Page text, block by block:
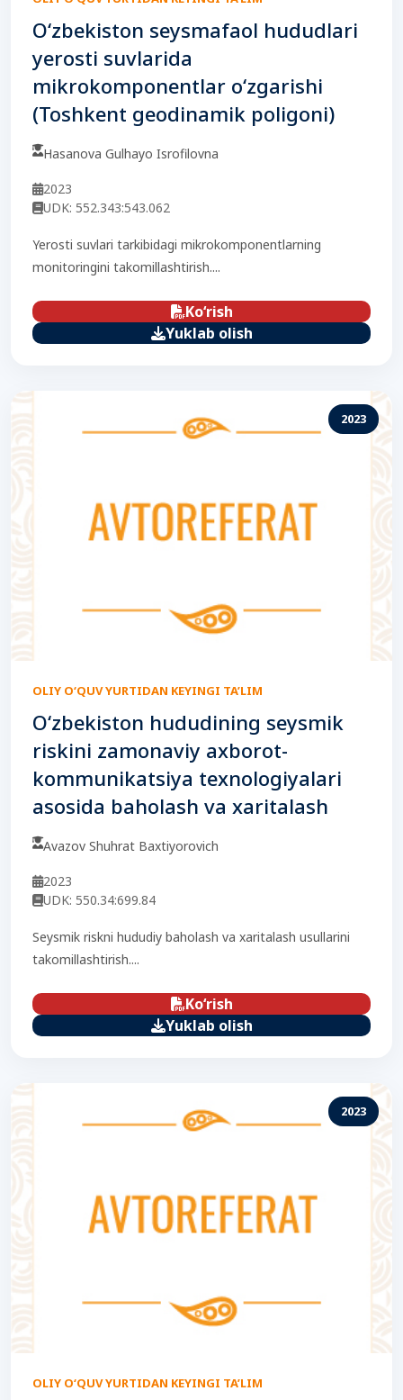
O‘zbekiston seysmafaol hududlari
yerosti suvlarida
mikrokomponentlar o‘zgarishi
(Toshkent geodinamik poligoni)
Hasanova Gulhayo Isrofilovna
2023
UDK: 552.343:543.062
Yerosti suvlari tarkibidagi mikrokomponentlarning
monitoringini takomillashtirish....
Ko‘rish
Yuklab olish
2023
OLIY O‘QUV YURTIDAN KEYINGI TA’LIM
O‘zbekiston hududining seysmik
riskini zamonaviy axborot-
kommunikatsiya texnologiyalari
asosida baholash va xaritalash
Avazov Shuhrat Baxtiyorovich
2023
UDK: 550.34:699.84
Seysmik riskni hududiy baholash va xaritalash usullarini
takomillashtirish....
Ko‘rish
Yuklab olish
2023
OLIY O‘QUV YURTIDAN KEYINGI TA’LIM